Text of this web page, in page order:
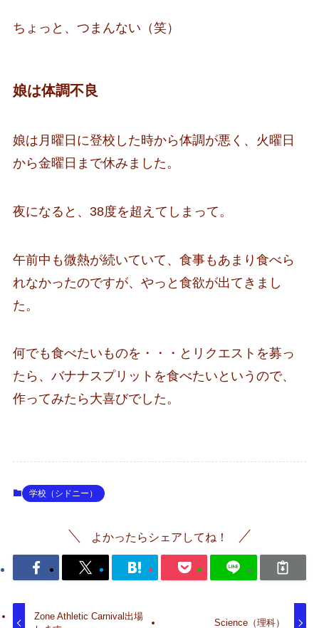
ちょっと、つまんない（笑）
娘は体調不良
娘は月曜日に登校した時から体調が悪く、火曜日
から金曜日まで休みました。
夜になると、38度を超えてしまって。
午前中も微熱が続いていて、食事もあまり食べら
れなかったのですが、やっと食欲が出てきまし
た。
何でも食べたいものを・・・とリクエストを募っ
たら、バナナスプリットを食べたいというので、
作ってみたら大喜びでした。
学校（シドニー）
よかったらシェアしてね！
Zone Athletic Carnival出場
Science（理科）